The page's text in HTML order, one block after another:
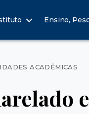
Ensino,
Categorias
ACADÊMICAS